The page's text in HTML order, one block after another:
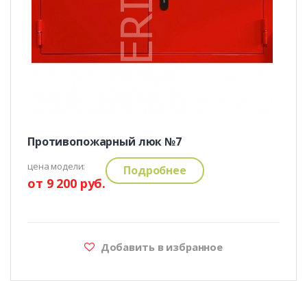
Противопожарный люк №7
цена модели:
от 9 200 руб.
Подробнее
Добавить в избранное